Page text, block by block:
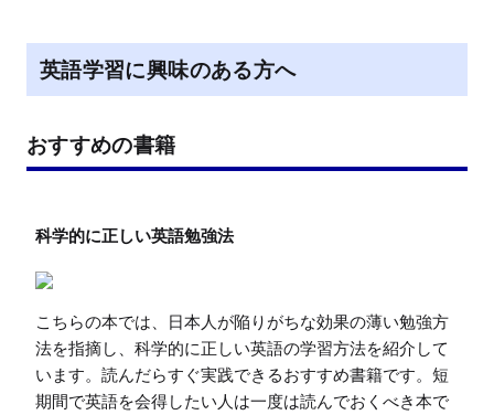
英語学習に興味のある方へ
おすすめの書籍
こちらの本では、日本人が陥りがちな効果の薄い勉強方
法を指摘し、科学的に正しい英語の学習方法を紹介して
います。読んだらすぐ実践できるおすすめ書籍です。短
期間で英語を会得したい人は一度は読んでおくべき本で